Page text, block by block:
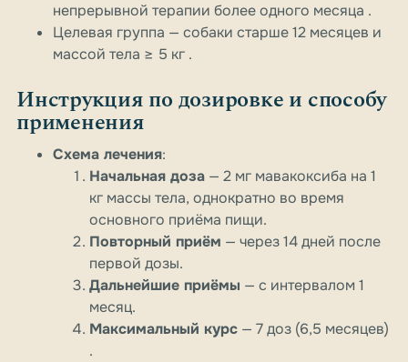
непрерывной терапии более одного месяца .
Целевая группа — собаки старше 12 месяцев и
массой тела ≥ 5 кг .
Инструкция по дозировке и способу
применения
Схема лечения:
Начальная доза — 2 мг мавакоксиба на 1
кг массы тела, однократно во время
основного приёма пищи.
Повторный приём — через 14 дней после
первой дозы.
Дальнейшие приёмы — с интервалом 1
месяц.
Максимальный курс — 7 доз (6,5 месяцев)
.